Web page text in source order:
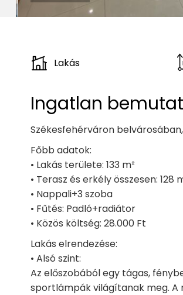
Lakás
Ingatlan
Székesfehérváron
Főbb adatok:
• Lakás területe: 133 m²
• Terasz és erkély összesen: 128
• Nappali+3 szoba
• Fűtés: Padló+radiátor
• Közös költség: 28.000 Ft
Lakás elrendezése:
• Alsó szint:
Az előszobából egy tágas,
sportlámpák világítanak meg. A